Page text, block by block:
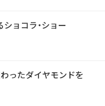
ョコラ・ショー
ったダイヤモンドを